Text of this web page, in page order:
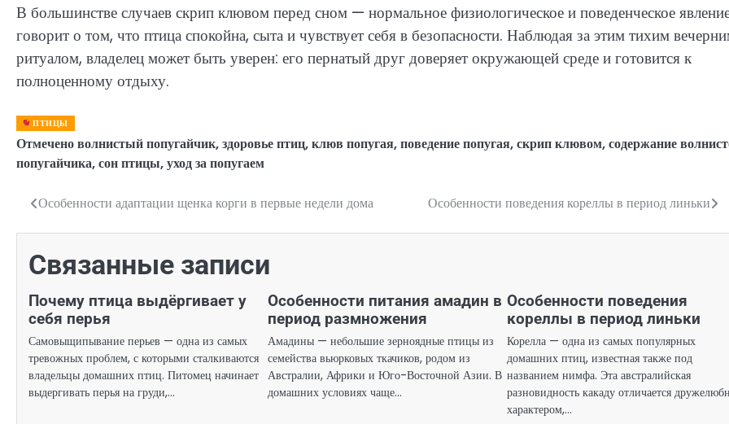
В большинстве случаев скрип клювом перед сном — нормальное физиологическое и поведенческое
говорит о том, что птица спокойна, сыта и чувствует себя в безопасности. Наблюдая за этим тихим
ритуалом, владелец может быть уверен: его пернатый друг доверяет окружающей среде и готовится к
полноценному отдыху.
ПТИЦЫ
Отмеченоволнистый попугайчик,здоровье птиц,клюв попугая,поведение попугая,скрип клювом,содержание
попугайчика,сон птицы,уход за попугаем
Навигация
по
записям
Особенности адаптации щенка корги в первые недели дома Особенности поведения кореллы в период линьки
Связанные записи
Почему птица выдёргивает у
себя перья
Самовыщипывание перьев — одна из самых
тревожных проблем, с которыми сталкиваются
владельцы домашних птиц. Питомец начинает
выдергивать перья на груди,…
Особенности питания амадин в
период размножения
Амадины — небольшие зерноядные птицы из
семейства вьюрковых ткачиков, родом из
Австралии, Африки и Юго-Восточной Азии. В
домашних условиях чаще…
Особенности поведения
кореллы в период линьки
Корелла — одна из самых популярных
домашних птиц, известная также под
названием нимфа. Эта австралийская
разновидность какаду отличается
характером,…